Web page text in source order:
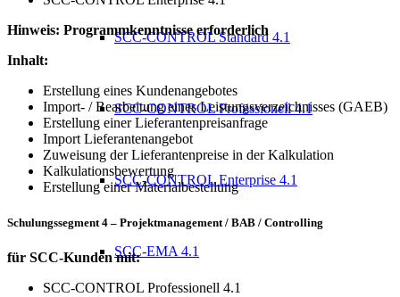
SCC-CONTROL Standard 4.1
SCC-CONTROL Professionell 4.1
SCC-CONTROL Enterprise 4.1
SCC-EMA 4.1
Hinweis: Programmkenntnisse erforderlich
Inhalt:
Erstellung eines Kundenangebotes
Import- / Bearbeitung eines Leistungsverzeichnisses (GAEB)
Erstellung einer Lieferantenpreisanfrage
Import Lieferantenangebot
Zuweisung der Lieferantenpreise in der Kalkulation
Kalkulationsbewertung
Erstellung einer Materialbestellung
Schulungssegment 4 – Projektmanagement / BAB / Controlling
für SCC-Kunden mit:
SCC-CONTROL Professionell 4.1